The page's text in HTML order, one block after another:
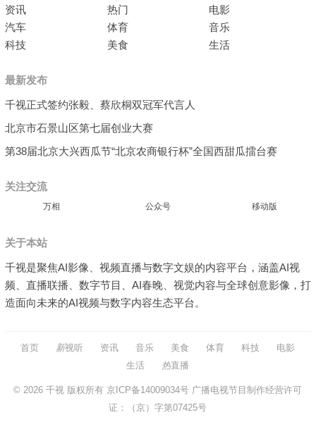
资讯 热门
电影
汽车
体育
音乐
科技
美食 生活
最新发布
千视正式签约张毅、蔡欣桐双冠军代言人
北京市石景山区第七届创业大赛
第38届北京大兴西瓜节“北京农商银行杯”全国西甜瓜擂台赛
关注交流
万相 公众号 移动版
关于本站
千视是聚焦AI影像、视频直播与数字文娱的内容平台，涵盖AI视
频、直播联播、数字节目、AI春晚、视觉内容与全球创意影像，打
造面向未来的AI视频与数字内容生态平台。
首页 新视听 资讯 音乐 美食 体育 科技
电影
生活
热直播
© 2026千视 版权所有京ICP备14009034号 广播电视节目制作经营许可
证：（京）字第07425号